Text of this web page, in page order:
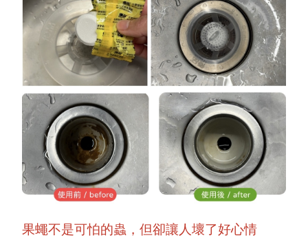
果蠅不是可怕的蟲，但卻讓人壞了好心情